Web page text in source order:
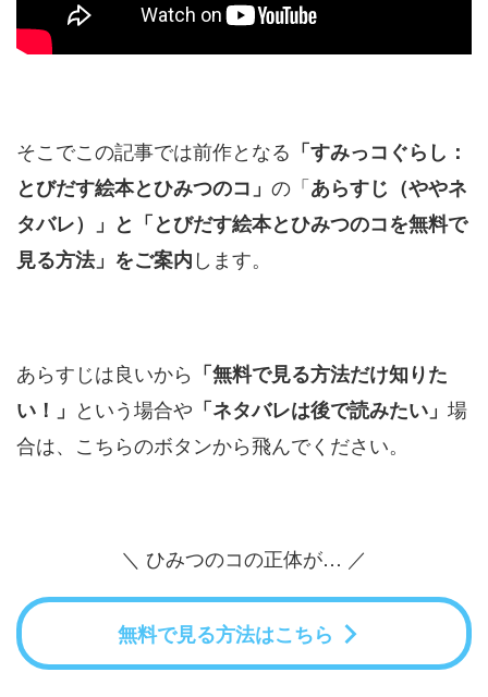
そこでこの記事では前作となる 「すみっコぐらし：
とびだす絵本とひみつのコ」 の「あらすじ（ややネ
タバレ）」と「とびだす絵本とひみつのコを無料で
見る方法」をご案内します。
あらすじは良いから 「無料で見る方法だけ知りた
い！」 という場合や 「ネタバレは後で読みたい」 場
合は、こちらのボタンから飛んでください。
＼ ひみつのコの正体が… ／
無料で見る方法はこちら